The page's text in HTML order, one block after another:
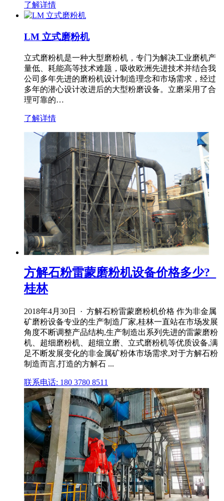
了解详情
LM 立式磨粉机
立式磨粉机是一种大型磨粉机，专门为解决工业磨机产
量低、耗能高等技术难题，吸收欧洲先进技术并结合我
公司多年先进的磨粉机设计制造理念和市场需求，经过
多年的潜心设计改进后的大型粉磨设备。立磨采用了合
理可靠的…
了解详情
方解石粉雷蒙磨粉机设备价格多少?_
桂林
2018年4月30日 · 方解石粉雷蒙磨粉机价格 作为非金属
矿磨粉设备专业的生产制造厂家,桂林一直站在市场发展
角度不断调整产品结构,生产制造出系列先进的雷蒙磨粉
机、超细磨粉机、超细立磨、立式磨粉机等优质设备,满
足不断发展变化的非金属矿粉体市场需求,对于方解石粉
制造而言,打造的方解石 ...
联系电话: 180 3780 8511